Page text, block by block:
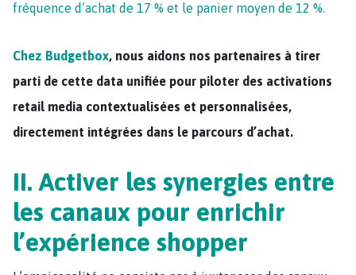
fréquence d’achat de 17 % et le panier moyen de 12 %.
Chez Budgetbox, nous aidons nos partenaires à tirer
parti de cette data unifiée pour piloter des activations
retail media contextualisées et personnalisées,
directement intégrées dans le parcours d’achat.
II. Activer les synergies entre
les canaux pour enrichir
l’expérience shopper